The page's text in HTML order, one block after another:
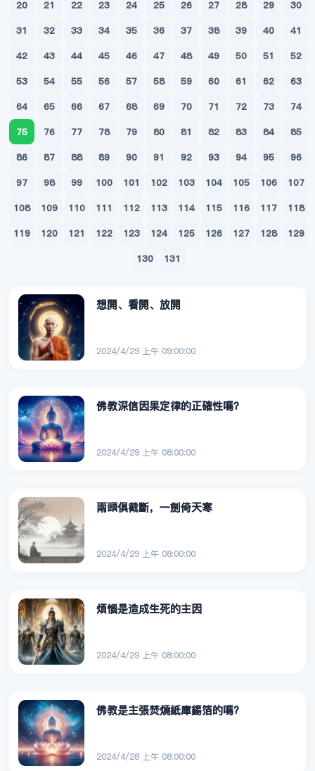
20
21 22 23 24 25 26 27 28 29
30
31
32 33 34 35 36 37 38 39 40
41
42
43 44 45 46 47 48 49 50 51
52
53
54 55 56 57 58 59 60 61 62
63
64
65 66 67 68 69 70 71 72 73
74
75
76 77 78 79 80 81 82 83 84
85
86
87 88 89 90 91 92 93 94 95
96
97
98 99 100 101 102 103 104 105 106
107
108
109 110 111 112 113 114 115 116 117
118
119
120 121 122 123 124 125 126 127 128
129
130
131
想開、看開、放開
2024/4/29 上午 09:00:00
佛教深信因果定律的正確性嗎？
2024/4/29 上午 08:00:00
兩頭俱截斷，一劍倚天寒
2024/4/29 上午 08:00:00
煩惱是造成生死的主因
2024/4/29 上午 08:00:00
佛教是主張焚燒紙庫錫箔的嗎？
2024/4/28 上午 08:00:00